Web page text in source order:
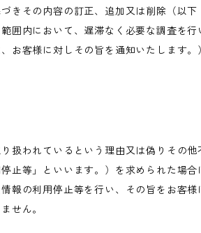
きその内容の訂正、追加又は削除（以
囲内において、遅滞なく必要な調査を
お客様に対しその旨を通知いたします
扱われているという理由又は偽りその
止等」といいます。）を求められた場
報の利用停止等を行い、その旨をお客
せん。